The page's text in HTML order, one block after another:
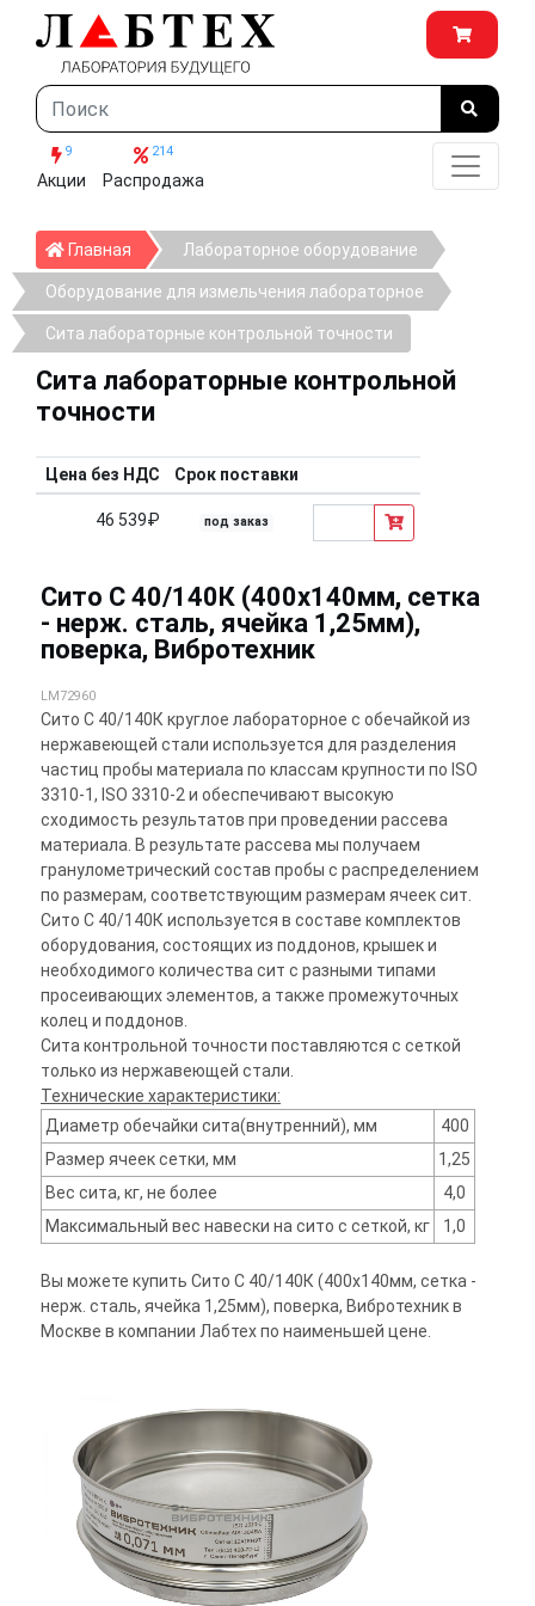
9
Акции
214
Распродажа
Главная ГлавнаяЛабораторное оборудование
Оборудование для измельчения лабораторное
Сита лабораторные контрольной точности
Сита лабораторные контрольной
точности
Цена без НДС Срок поставки
46 539₽ под заказ
Сито С 40/140К (400х140мм, сетка
- нерж. сталь, ячейка 1,25мм),
поверка, Вибротехник
LM72960
Сито С 40/140К круглое лабораторное с обечайкой из
нержавеющей стали используется для разделения
частиц пробы материала по классам крупности по ISO
3310-1, ISO 3310-2 и обеспечивают высокую
сходимость результатов при проведении рассева
материала. В результате рассева мы получаем
гранулометрический состав пробы с распределением
по размерам, соответствующим размерам ячеек сит.
Сито С 40/140К используется в составе комплектов
оборудования, состоящих из поддонов, крышек и
необходимого количества сит с разными типами
просеивающих элементов, а также промежуточных
колец и поддонов.
Сита контрольной точности поставляются с сеткой
только из нержавеющей стали.
Технические характеристики:
Диаметр обечайки сита(внутренний), мм
400
Размер ячеек сетки, мм
1,25
Вес сита, кг, не более
4,0
Максимальный вес навески на сито с сеткой, кг
1,0
Вы можете купить Сито С 40/140К (400х140мм, сетка -
нерж. сталь, ячейка 1,25мм), поверка, Вибротехник в
Москве в компании Лабтех по наименьшей цене.